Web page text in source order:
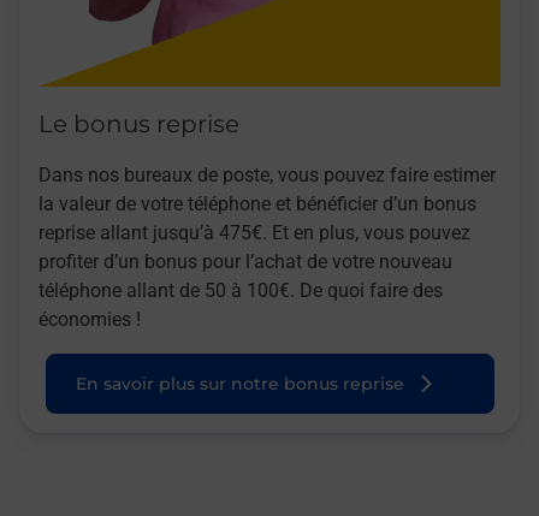
Le bonus reprise
Dans nos bureaux de poste, vous pouvez faire estimer
la valeur de votre téléphone et bénéficier d’un bonus
reprise allant jusqu’à 475€. Et en plus, vous pouvez
profiter d’un bonus pour l’achat de votre nouveau
téléphone allant de 50 à 100€. De quoi faire des
économies !
En savoir plus sur notre bonus reprise